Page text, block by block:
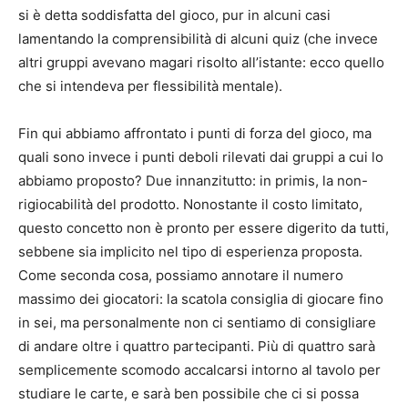
si è detta soddisfatta del gioco, pur in alcuni casi
lamentando la comprensibilità di alcuni quiz (che invece
altri gruppi avevano magari risolto all’istante: ecco quello
che si intendeva per flessibilità mentale).
Fin qui abbiamo affrontato i punti di forza del gioco, ma
quali sono invece i punti deboli rilevati dai gruppi a cui lo
abbiamo proposto? Due innanzitutto: in primis, la non-
rigiocabilità del prodotto. Nonostante il costo limitato,
questo concetto non è pronto per essere digerito da tutti,
sebbene sia implicito nel tipo di esperienza proposta.
Come seconda cosa, possiamo annotare il numero
massimo dei giocatori: la scatola consiglia di giocare fino
in sei, ma personalmente non ci sentiamo di consigliare
di andare oltre i quattro partecipanti. Più di quattro sarà
semplicemente scomodo accalcarsi intorno al tavolo per
studiare le carte, e sarà ben possibile che ci si possa